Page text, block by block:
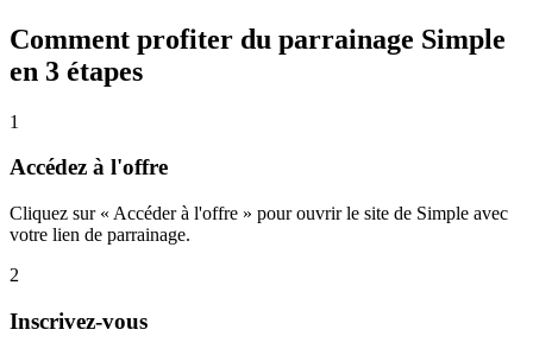
Comment profiter du parrainage Simple
en 3 étapes
1
Accédez à l'offre
Cliquez sur « Accéder à l'offre » pour ouvrir le site de Simple avec
votre lien de parrainage.
2
Inscrivez-vous